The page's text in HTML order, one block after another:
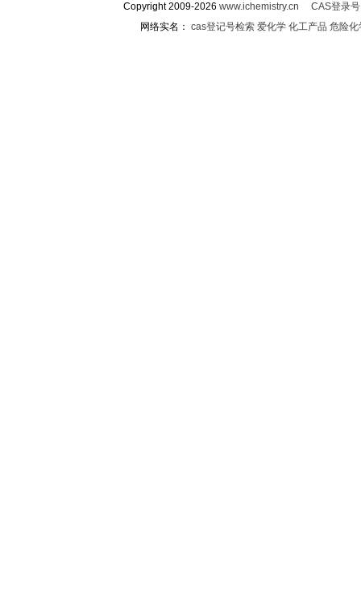
Copyright 2009-2026www.ichemistry.cn
CAS登录
网络实名： cas登记号检索 爱化学 化工产品 危险化